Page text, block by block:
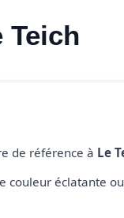
Teich
de référence à Le
couleur éclatante